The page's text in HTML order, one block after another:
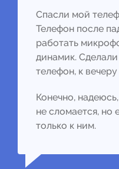
Спасли мой
Телефон после
работать
динамик.
телефон, к
Конечно,
не сломается, но
только к ним.